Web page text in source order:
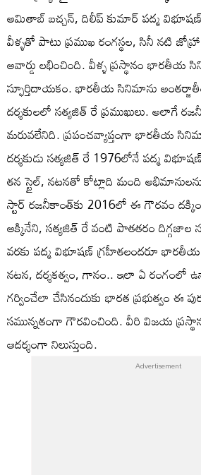
అమితాబ్ బచ్చన్, దిలీప్ కుమార్ పద్మ
వీళ్ళతో పాటు ప్రముఖ రంగస్థల, సినీ నటి
అవార్డు లభించింది. వీళ్ళ ప్రస్థానం భారతీయ
స్ఫూర్తిదాయకం. భారతీయ సినిమాను
దర్శకులలో సత్యజిత్ రే ప్రముఖులు. అలాగే
మరువలేనిది. ప్రపంచవ్యాప్తంగా భారతీయ
దర్శకుడు సత్యజిత్ రే 1976లోనే పద్మ
తన స్టైల్, నటనతో కోట్లాది మంది
స్టార్ రజనీకాంత్‌కు 2016లో ఈ గౌరవం
అక్కినేని, సత్యజిత్ రే వంటి పాతతరం దిగ్గజాల
వరకు పద్మ విభూషణ్ గ్రహీతలందరూ భారతీయ
నటన, దర్శకత్వం, గానం.. ఇలా ఏ రంగంలో
గర్వించేలా చేసినందుకు భారత ప్రభుత్వం ఈ
సమున్నతంగా గౌరవించింది. వీరి విజయ
ఆదర్శంగా నిలుస్తుంది.